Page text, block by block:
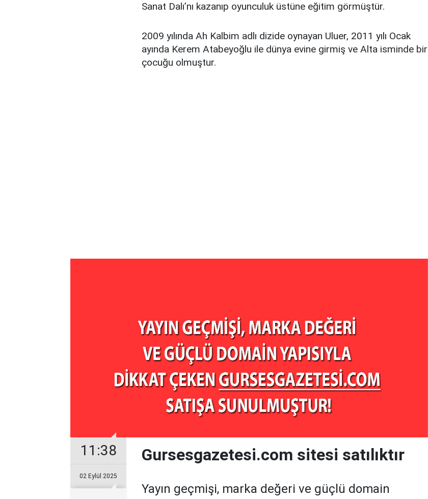
Sanat Dalı’nı kazanıp oyunculuk üstüne eğitim görmüştür.
2009 yılında Ah Kalbim adlı dizide oynayan Uluer, 2011 yılı Ocak
ayında Kerem Atabeyoğlu ile dünya evine girmiş ve Alta isminde bir
çocuğu olmuştur.
11:38
02 Eylül 2025
Gursesgazetesi.com sitesi satılıktır
Yayın geçmişi, marka değeri ve güçlü domain